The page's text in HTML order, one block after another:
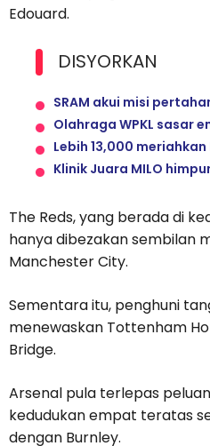
Edouard.
DISYORKAN
SRAM akui misi
Olahraga WPKL sasar
Lebih 13,000 meriahkan
Klinik Juara MILO
The Reds, yang berada di
hanya dibezakan sembilan
Manchester City.
Sementara itu, penghuni
menewaskan Tottenham
Bridge.
Arsenal pula terlepas
kedudukan empat teratas
dengan Burnley.